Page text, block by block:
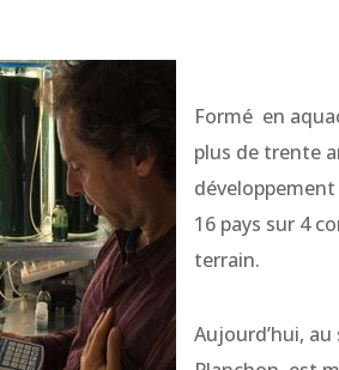
Formé en
plus de trente
16 pays sur 4
terrain.
Aujourd’hui,